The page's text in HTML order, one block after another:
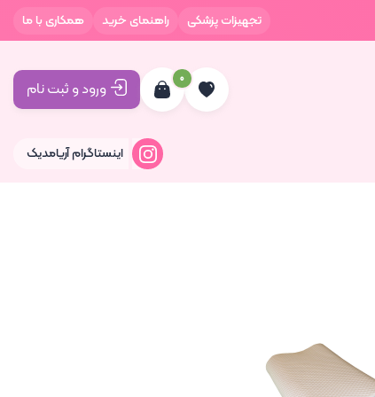
تجهیزات پزشکی راهنمای خرید همکاری با ما
0
ورود و ثبت نام
اینستاگرام آریامدیک